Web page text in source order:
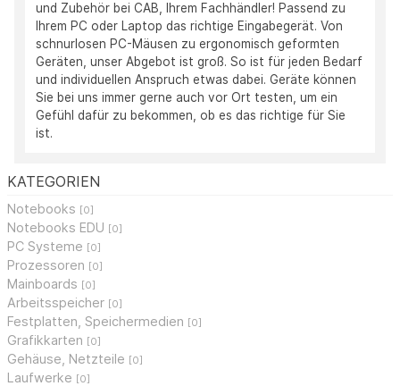
KATEGORIEN
Notebooks [0]
Notebooks EDU [0]
PC Systeme [0]
Prozessoren [0]
Mainboards [0]
Arbeitsspeicher [0]
Festplatten, Speichermedien [0]
Grafikkarten [0]
Gehäuse, Netzteile [0]
Laufwerke [0]
und Zubehör bei CAB, Ihrem Fachhändler! Passend zu
Ihrem PC oder Laptop das richtige Eingabegerät. Von
schnurlosen PC-Mäusen zu ergonomisch geformten
Geräten, unser Abgebot ist groß. So ist für jeden Bedarf
und individuellen Anspruch etwas dabei. Geräte können
Sie bei uns immer gerne auch vor Ort testen, um ein
Gefühl dafür zu bekommen, ob es das richtige für Sie
ist.